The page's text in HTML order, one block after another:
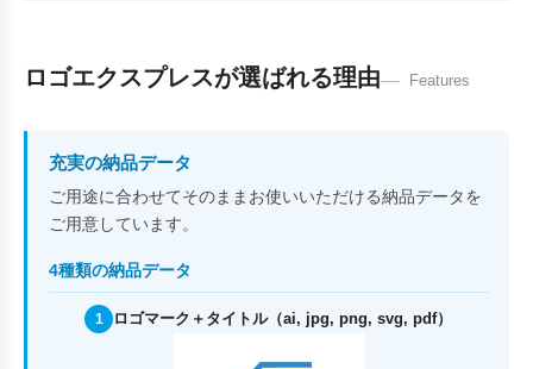
ロゴエクスプレスが選ばれる理由 Features
充実の納品データ
ご用途に合わせてそのままお使いいただける納品データを
ご用意しています。
4種類の納品データ
1 ロゴマーク＋タイトル（ai, jpg, png, svg, pdf）